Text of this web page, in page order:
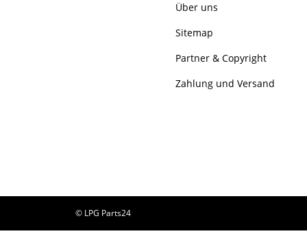
Über uns
Sitemap
Partner & Copyright
Zahlung und Versand
© LPG Parts24